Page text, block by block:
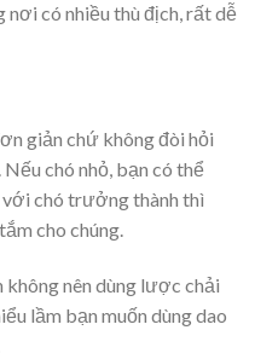
nơi có nhiều thù địch, rất dễ
giản chứ không đòi hỏi
chó nhỏ, bạn có thể
với chó trưởng thành thì
cho chúng.
không nên dùng lược chải
lầm bạn muốn dùng dao